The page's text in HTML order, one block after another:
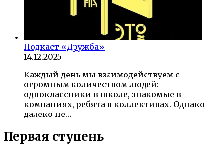
Подкаст «Дружба»
14.12.2025
Каждый день мы взаимодействуем с
огромным количеством людей:
одноклассники в школе, знакомые в
компаниях, ребята в коллективах. Однако
далеко не…
Первая ступень